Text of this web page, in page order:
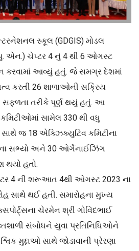
સ્કૂલ (GDGIS) મોડલ
એન.) ચેપ્ટર 4 નું 4 થી 6 ઓગસ્ટ
કરવામાં આવ્યું હતું. જે સમગ્ર દેશમાં
કરતી 26 શાળાઓની સક્રિય
સફળતા તરીકે પૂર્ણ થયું હતું. આ
કમિટીઓમાં સામેલ 330 થી વધુ
જ 18 એક્ઝિક્યુટિવ કમિટીના
સભ્યો અને 30 ઓર્ગેનાઈઝિંગ
થયો હતો.
4 ની શરૂઆત 4થી ઓગસ્ટ 2023 ના
સાથે થઈ હતી. સમારોહના મુખ્ય
ચેરમેન શ્રી ગોવિંદભાઈ
સંબોધને યુવા પ્રતિનિધિઓને
મુદ્દાઓ સાથે જોડાવાની પ્રેરણા